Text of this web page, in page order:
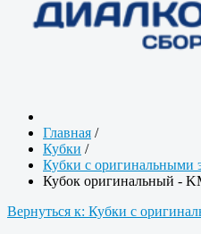
Главная /
Кубки /
Кубки с оригинальными
Кубок оригинальный -
Вернуться к: Кубки с